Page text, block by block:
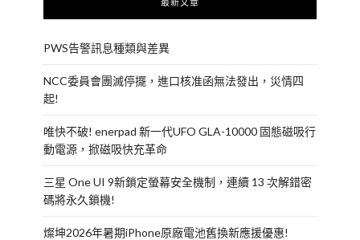
PWS告警訊息種類與差異
NCC委員會團滅停擺，進口核准函無法發出，災情四
起!
唯快不破! enerpad 新一代UFO GLA-10000 固態磁吸行
動電源，掀磁吸快充革命
三星 One UI 9新鎖定螢幕安全機制，連續 13 次解錯密
碼將永久鎖機!
燦坤2026年暑期iPhone原廠電池舊換新應援優惠!